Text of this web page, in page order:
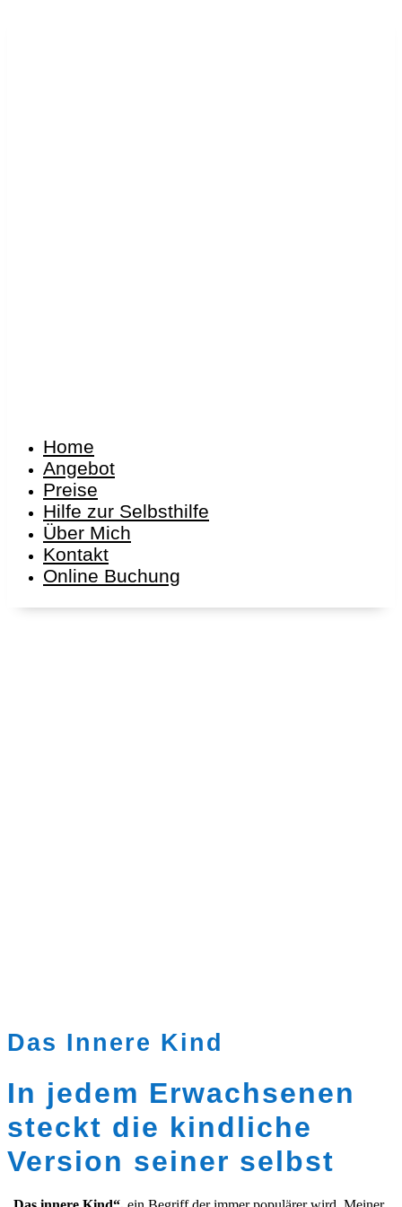
Home
Angebot
Preise
Hilfe zur Selbsthilfe
Über Mich
Kontakt
Online Buchung
Das Innere Kind
In jedem Erwachsenen
steckt die kindliche
Version seiner selbst